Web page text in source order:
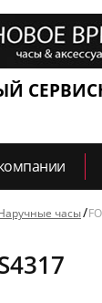
часы